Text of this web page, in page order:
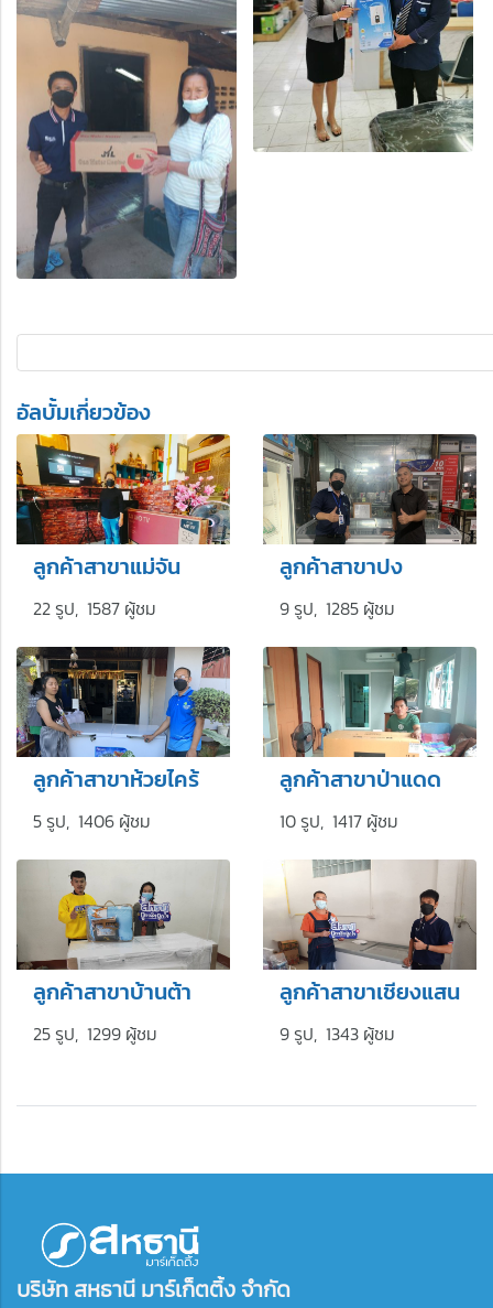
อัลบั้มเกี่ยวข้อง
ลูกค้าสาขาแม่จัน
22 รูป, 1587 ผู้ชม
ลูกค้าสาขาปง
9 รูป, 1285 ผู้ชม
ลูกค้าสาขาห้วยไคร้
5 รูป, 1406 ผู้ชม
ลูกค้าสาขาป่าแดด
10 รูป, 1417 ผู้ชม
ลูกค้าสาขาบ้านต้า
25 รูป, 1299 ผู้ชม
ลูกค้าสาขาเชียงแสน
9 รูป, 1343 ผู้ชม
บริษัท สหธานี มาร์เก็ตติ้ง จำกัด